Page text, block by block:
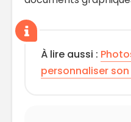
À lire aussi :
personnaliser